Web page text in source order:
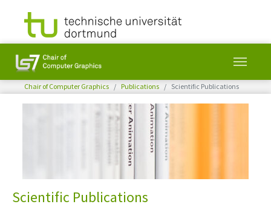
You are here:
Chair of Computer Graphics Publications Scientific Publications
Scientific Publications